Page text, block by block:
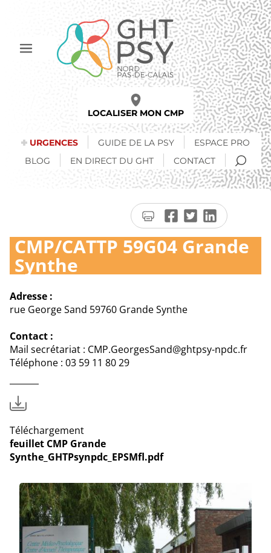
principal
Afficher
LOCALISER MON CMP
URGENCES GUIDE DE LA PSY
ESPACE PRO
BLOG
EN DIRECT DU GHT CONTACT
CMP/CATTP 59G04 Grande
Synthe
Adresse :
rue George Sand 59760 Grande Synthe
Contact :
Mail secrétariat : CMP.GeorgesSand@ghtpsy-npdc.fr
Téléphone : 03 59 11 80 29
Téléchargement
feuillet CMP Grande
Synthe_GHTPsynpdc_EPSMfl.pdf
Imprimer
la
page
Partager
sur
Facebook
Partager
sur
Twitter
Partager
sur
LinkedIn